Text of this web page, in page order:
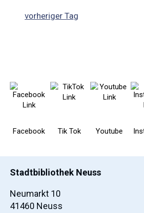
vorheriger Tag
Facebook Tik Tok Youtube
Stadtbibliothek Neuss
Neumarkt 10
41460 Neuss